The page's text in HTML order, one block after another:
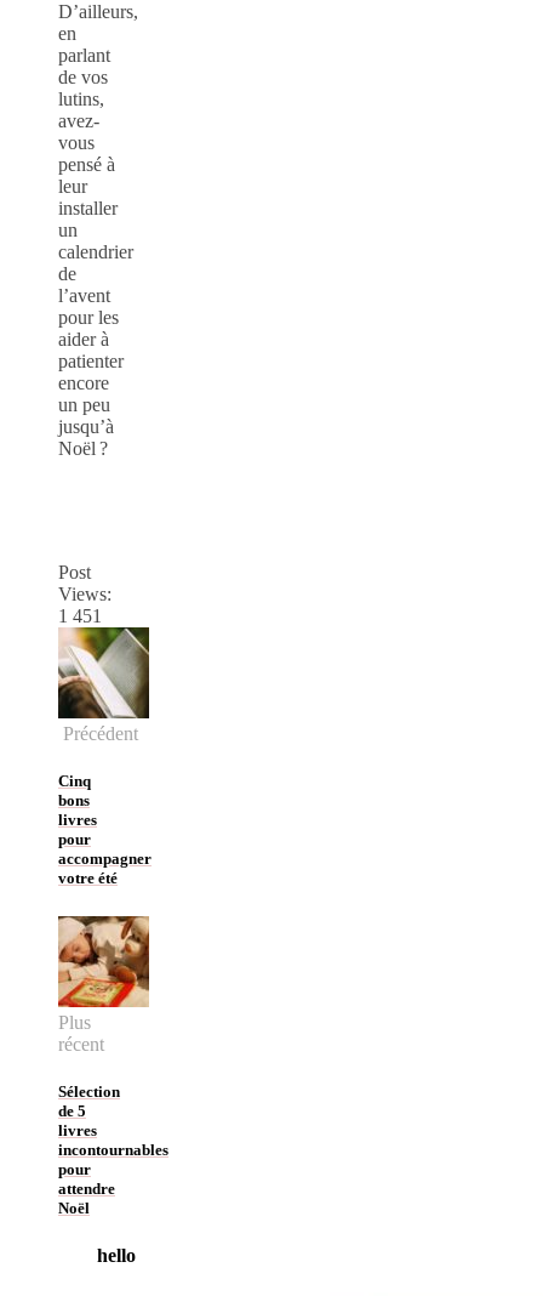
D’ailleurs,
en
parlant
de vos
lutins,
avez-
vous
pensé à
leur
installer
un
calendrier
de
l’avent
pour les
aider à
patienter
encore
un peu
jusqu’à
Noël ?
Post
Views:
1 451
Précédent
Cinq
bons
livres
pour
accompagner
votre été
Plus
récent
Sélection
de 5
livres
incontournables
pour
attendre
Noël
hello